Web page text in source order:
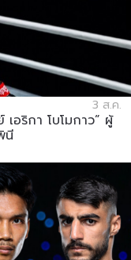
3 ส.ค.
อริกา โบโมกาว” ผู้
นี